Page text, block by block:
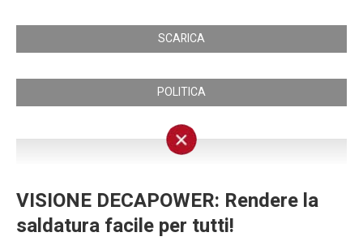
SCARICA
POLITICA
VISIONE DECAPOWER: Rendere la
saldatura facile per tutti!